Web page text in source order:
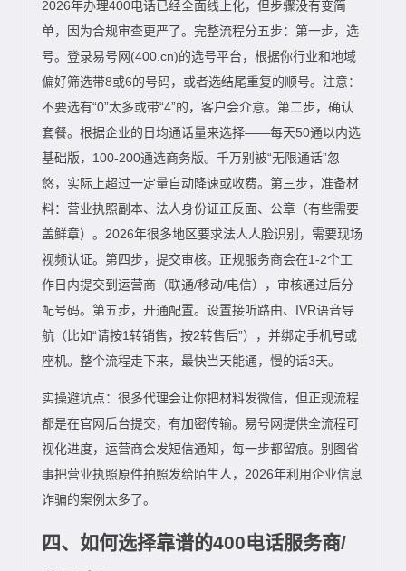
2026年办理400电话已经全面线上化，但步骤没有变简
单，因为合规审查更严了。完整流程分五步：第一步，选
号。登录易号网(400.cn)的选号平台，根据你行业和地域
偏好筛选带8或6的号码，或者选结尾重复的顺号。注意：
不要选有“0”太多或带“4”的，客户会介意。第二步，确认
套餐。根据企业的日均通话量来选择——每天50通以内选
基础版，100-200通选商务版。千万别被“无限通话”忽
悠，实际上超过一定量自动降速或收费。第三步，准备材
料：营业执照副本、法人身份证正反面、公章（有些需要
盖鲜章）。2026年很多地区要求法人人脸识别，需要现场
视频认证。第四步，提交审核。正规服务商会在1-2个工
作日内提交到运营商（联通/移动/电信），审核通过后分
配号码。第五步，开通配置。设置接听路由、IVR语音导
航（比如“请按1转销售，按2转售后”），并绑定手机号或
座机。整个流程走下来，最快当天能通，慢的话3天。
实操避坑点：很多代理会让你把材料发微信，但正规流程
都是在官网后台提交，有加密传输。易号网提供全流程可
视化进度，运营商会发短信通知，每一步都留痕。别图省
事把营业执照原件拍照发给陌生人，2026年利用企业信息
诈骗的案例太多了。
四、如何选择靠谱的400电话服务商/